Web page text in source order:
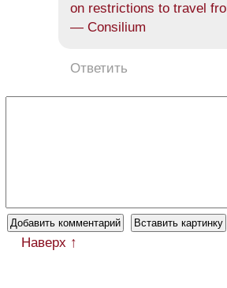
on restrictions to travel
— Consilium
Ответить
Наверх ↑